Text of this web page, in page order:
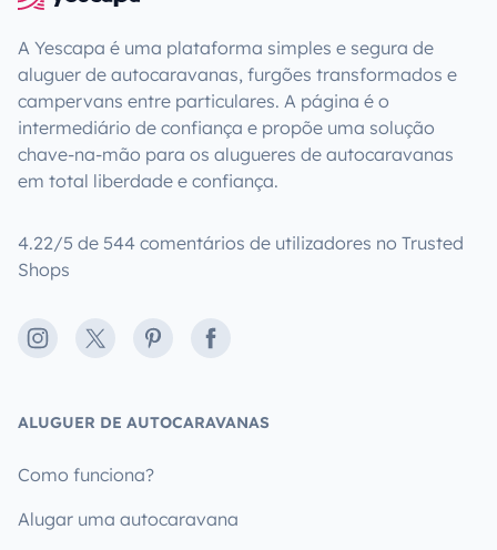
A Yescapa é uma plataforma simples e segura de
aluguer de autocaravanas, furgões transformados e
campervans entre particulares. A página é o
intermediário de confiança e propõe uma solução
chave-na-mão para os alugueres de autocaravanas
em total liberdade e confiança.
4.22/5 de 544 comentários de utilizadores no Trusted
Shops
Instagram
X PinterestFacebook
ALUGUER DE AUTOCARAVANAS
Como funciona?
Alugar uma autocaravana